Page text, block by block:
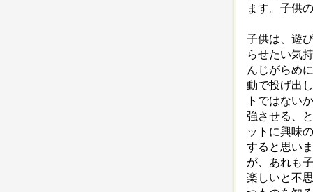
ます。子供
子供は、遊
らせたい気
んじがらめ
動で投げ出
トではない
強させる、
ットに興味
すると思い
が、あれも
楽しいと不